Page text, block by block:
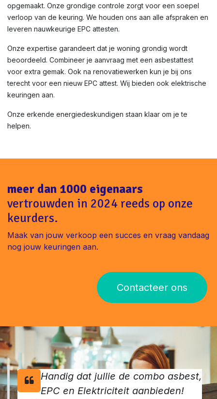
opgemaakt. Onze grondige controle zorgt voor een soepel
verloop van de keuring. We houden ons aan alle afspraken en
leveren nauwkeurige EPC attesten.
Onze expertise garandeert dat je woning grondig wordt
beoordeeld. Combineer je aanvraag met een asbestattest
voor extra gemak. Ook na renovatiewerken kun je bij ons
terecht voor een nieuw EPC attest. Wij bieden ook elektrische
keuringen aan.
Onze erkende energiedeskundigen staan klaar om je te
helpen.
meer dan 1000 eigenaars
vertrouwden in 2024 reeds op onze
keurders.
Maak van jouw verkoop een succes en vraag vandaag
nog jouw keuringen aan.
Contacteer ons
Handig dat jullie de combo asbest,
EPC en Elektriciteit aanbieden!